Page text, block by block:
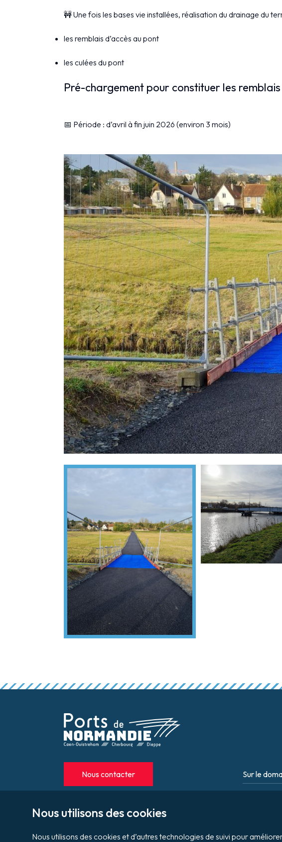
🚧 Une fois les bases vie installées, réalisation du drainage du
les remblais d’accès au pont
les culées du pont
Pré-chargement pour constituer les remblais
📅 Période : d’avril à fin juin 2026 (environ 3 mois)
Nous utilisons des cookies
Nous utilisons des cookies et d’autres technologies de suivi pour
Nous contacter Sur le